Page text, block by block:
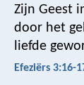
Zijn Geest
door het
liefde
Efeziërs 3:16-